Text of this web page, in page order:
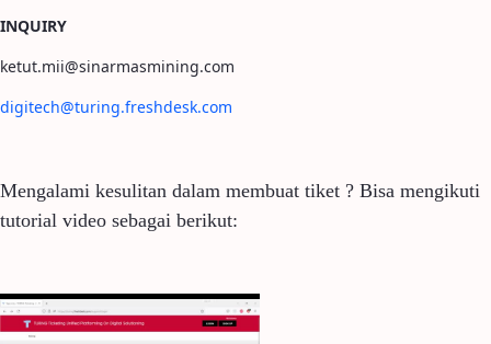
INQUIRY
ketut.mii@sinarmasmining.com
digitech@turing.freshdesk.com
Mengalami kesulitan dalam membuat tiket ? Bisa mengikuti
tutorial video sebagai berikut: